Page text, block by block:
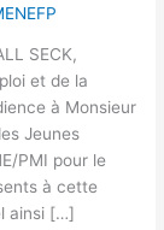
SECK,
et de la
à Monsieur
Jeunes
PMI pour le
à cette
ainsi […]